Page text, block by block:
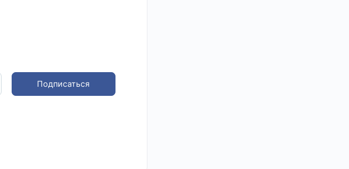
Подписаться